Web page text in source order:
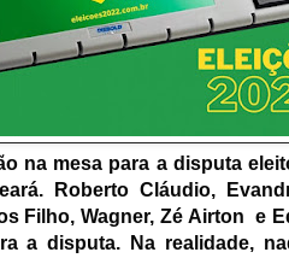
na mesa para a disputa
Roberto Cláudio,
Filho, Wagner, Zé Airton e
a disputa. Na realidade,